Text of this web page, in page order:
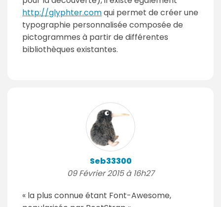
http://glyphter.comqui permet de créer une
typographie personnalisée composée de
pictogrammes à partir de différentes
bibliothèques existantes.
Seb33300
09 Février 2015 à 16h27
« la plus connue étant Font-Awesome,